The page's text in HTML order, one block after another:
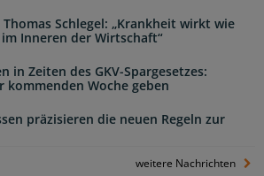
Schlegel: „Krankheit wirkt wie
Inneren der Wirtschaft“
in Zeiten des GKV-Spargesetzes:
kommenden Woche geben
präzisieren die neuen Regeln zur
weitere Nachrichten